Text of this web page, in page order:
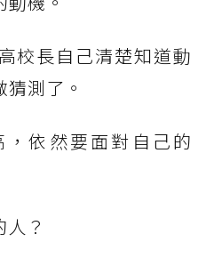
校長自己清楚知道動
測了。
依然要面對自己的
？